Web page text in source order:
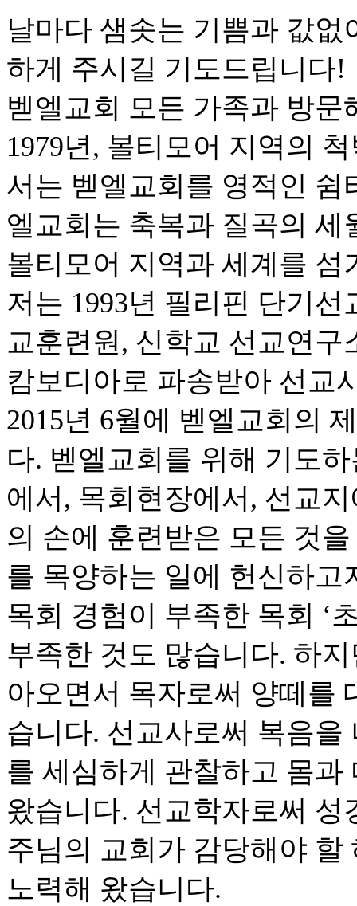
날마다 샘솟는 기쁨과 값
하게 주시길 기도드립니다!
벧엘교회 모든 가족과 방
1979년, 볼티모어 지역의
서는 벧엘교회를 영적인 쉼
엘교회는 축복과 질곡의
볼티모어 지역과 세계를
저는 1993년 필리핀 단기
교훈련원, 신학교 선교연구
캄보디아로 파송받아 선교
2015년 6월에 벧엘교회의
다. 벧엘교회를 위해 기도
에서, 목회현장에서, 선교
의 손에 훈련받은 모든 것
를 목양하는 일에 헌신하
목회 경험이 부족한 목회 ‘
부족한 것도 많습니다. 하
아오면서 목자로써 양떼를
습니다. 선교사로써 복음
를 세심하게 관찰하고 몸
왔습니다. 선교학자로써
주님의 교회가 감당해야
노력해 왔습니다.